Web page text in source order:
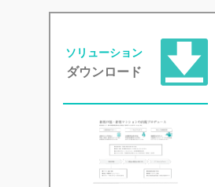
ソリューション
ダウンロード